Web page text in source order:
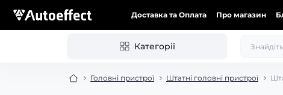
Доставка та Оплата Про магазин
Категорії
Головні пристрої Штатні головні пристрої